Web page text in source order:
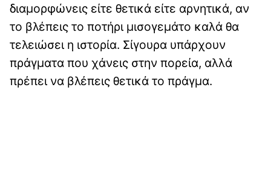
διαμορφώνεις είτε θετικά είτε αρνητικά, αν
το βλέπεις το ποτήρι μισογεμάτο καλά θα
τελειώσει η ιστορία. Σίγουρα υπάρχουν
πράγματα που χάνεις στην πορεία, αλλά
πρέπει να βλέπεις θετικά το πράγμα.